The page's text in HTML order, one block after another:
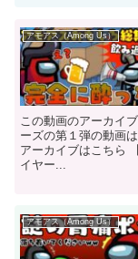
アモアス（Among Us）
この動画のアーカイ
ーズの第１弾の動画
アーカイブはこちら
イヤー...
アモアス（Among Us）